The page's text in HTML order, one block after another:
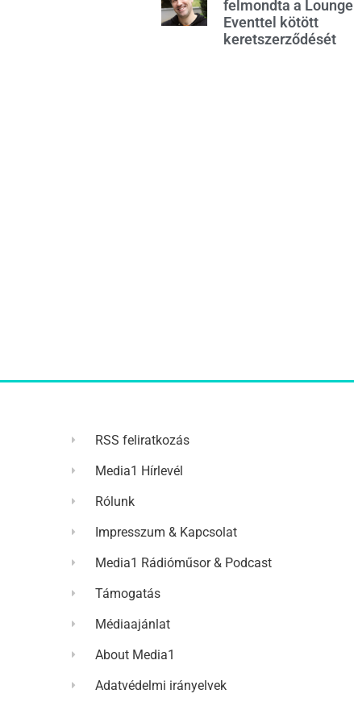
felmondta a Lounge
Eventtel kötött
keretszerződését
RSS feliratkozás
Media1 Hírlevél
Rólunk
Impresszum & Kapcsolat
Media1 Rádióműsor & Podcast
Támogatás
Médiaajánlat
About Media1
Adatvédelmi irányelvek